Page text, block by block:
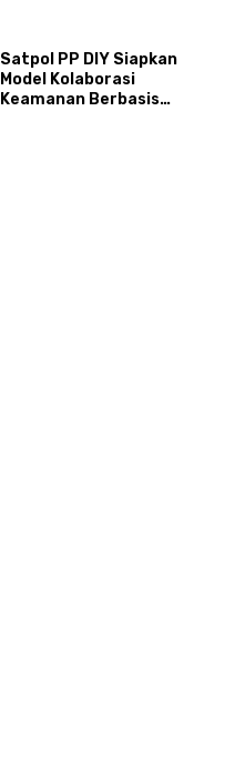
Satpol PP DIY Siapkan
Model Kolaborasi
Keamanan Berbasis